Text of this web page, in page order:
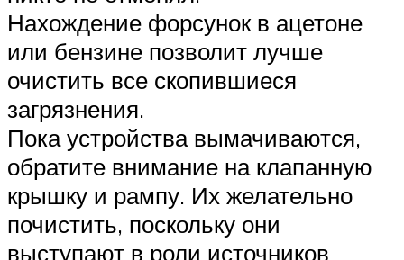
Нахождение форсунок в ацетоне
или бензине позволит лучше
очистить все скопившиеся
загрязнения.
Пока устройства вымачиваются,
обратите внимание на клапанную
крышку и рампу. Их желательно
почистить, поскольку они
выступают в роли источников